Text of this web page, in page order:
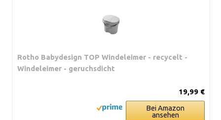
Rotho Babydesign TOP Windeleimer - recycelt -
Windeleimer - geruchsdicht
19,99 €
Bei Amazon
ansehen